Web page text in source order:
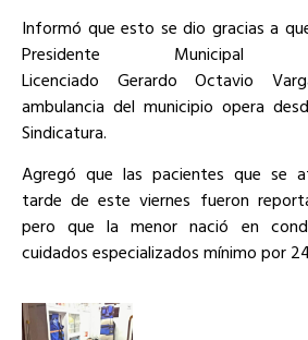
Informó que esto se dio gracias a
Presidente
Licenciado Gerardo Octavio
ambulancia del municipio opera
Sindicatura.
Agregó que las pacientes que se
tarde de este viernes fueron
pero que la menor nació en
cuidados especializados mínimo por